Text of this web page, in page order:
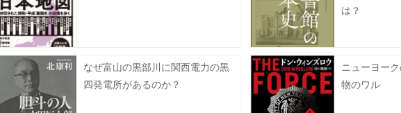
は？
なぜ富山の黒部川に関西電力の黒
四発電所があるのか？
ニューヨー
物のワル